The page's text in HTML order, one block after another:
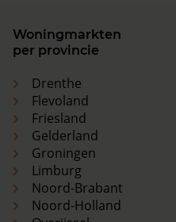
Woningmarkten
per provincie
Drenthe
Flevoland
Friesland
Gelderland
Groningen
Limburg
Noord-Brabant
Noord-Holland